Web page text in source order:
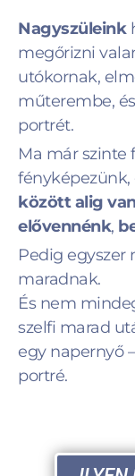
Nagyszüleink
megőrizni
utókornak,
műterembe,
portrét.
Ma már szinte
fényképezünk,
között alig
elővennénk,
Pedig egyszer
maradnak.
És nem
szelfi marad
egy napernyő
portré.